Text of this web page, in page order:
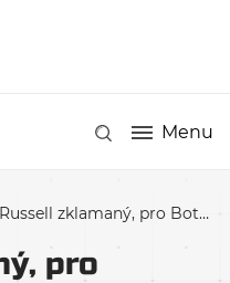
Menu
Russell zklamaný, pro Bottase další smolný závod
pro